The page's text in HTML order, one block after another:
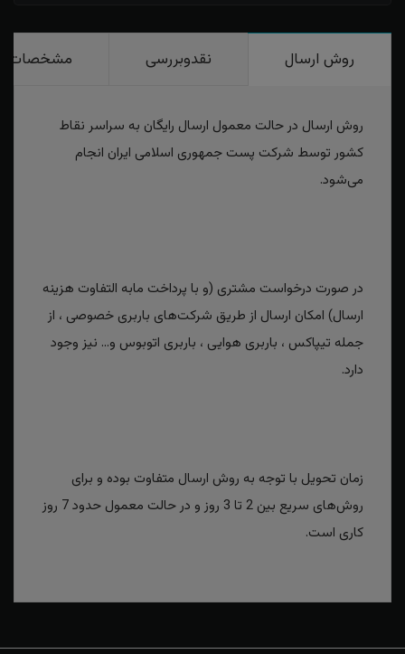
روش ارسال نقدوبررسی مشخصات
روش ارسال در حالت معمول ارسال رایگان به سراسر نقاط
کشور توسط شرکت پست جمهوری اسلامی ایران انجام
می‌شود.
در صورت درخواست مشتری (و با پرداخت مابه التفاوت هزینه
ارسال) امکان ارسال از طریق شرکت‌های باربری خصوصی ، از
جمله تیپاکس ، باربری هوایی ، باربری اتوبوس و... نیز وجود
دارد.
زمان تحویل با توجه به روش ارسال متفاوت بوده و برای
روش‌های سریع بین 2 تا 3 روز و در حالت معمول حدود 7 روز
کاری است.